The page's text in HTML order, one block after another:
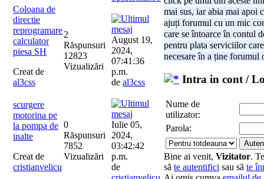
Coloana de
directie
reprogramare
calculator
piesa SH
Creat de
al3css
2
Răspunsuri
12823
Vizualizări
August 19,
2024,
07:41:36
p.m.
de al3css
scurgere
motorina pe
la pompa de
inalte
Creat de
cristianvelicu
0
Răspunsuri
7852
Vizualizări
Iulie 05,
2024,
03:42:42
p.m.
de
mai sus, iar abia mai apoi
ajuți forumul cu un mic
care se întoarce în contul
pentru plata serviciilor
necesare în a ține forumul
Intra in cont /
Nume de
utilizator:
Parola:
Bine ai venit, Vizitator.
să te autentifici sau să te